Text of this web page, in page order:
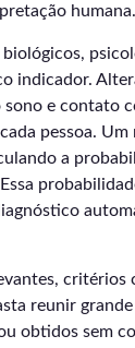
humana.
indicador.
e contato
pessoa.
a
reunir
obtidos sem